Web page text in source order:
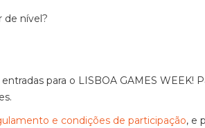
de nível?
para o LISBOA GAMES WEEK!
e condições de participação, e